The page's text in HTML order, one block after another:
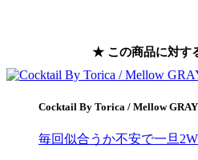
★ この商品に対す
Cocktail By Torica / Mellow
毎回似合うか不安で一旦